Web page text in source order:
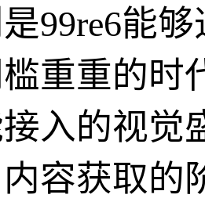
99re6能
重重的时
入的视觉
容获取的